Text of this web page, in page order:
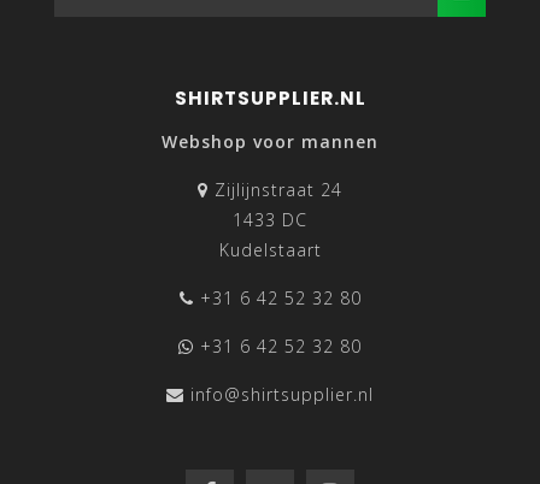
SHIRTSUPPLIER.NL
Webshop voor mannen
Zijlijnstraat 24
1433 DC
Kudelstaart
+31 6 42 52 32 80
+31 6 42 52 32 80
info@shirtsupplier.nl